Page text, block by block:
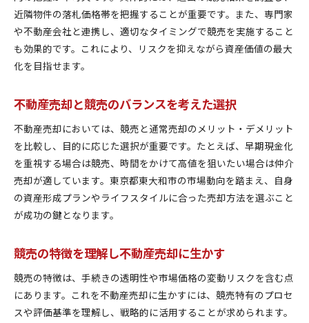
近隣物件の落札価格帯を把握することが重要です。また、専門家
や不動産会社と連携し、適切なタイミングで競売を実施すること
も効果的です。これにより、リスクを抑えながら資産価値の最大
化を目指せます。
不動産売却と競売のバランスを考えた選択
不動産売却においては、競売と通常売却のメリット・デメリット
を比較し、目的に応じた選択が重要です。たとえば、早期現金化
を重視する場合は競売、時間をかけて高値を狙いたい場合は仲介
売却が適しています。東京都東大和市の市場動向を踏まえ、自身
の資産形成プランやライフスタイルに合った売却方法を選ぶこと
が成功の鍵となります。
競売の特徴を理解し不動産売却に生かす
競売の特徴は、手続きの透明性や市場価格の変動リスクを含む点
にあります。これを不動産売却に生かすには、競売特有のプロセ
スや評価基準を理解し、戦略的に活用することが求められます。